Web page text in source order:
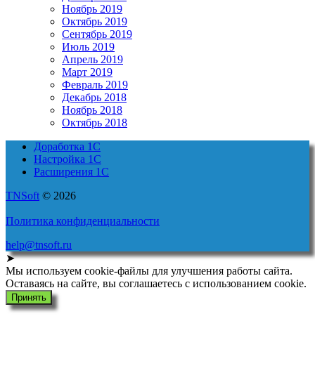
Ноябрь 2019
Октябрь 2019
Сентябрь 2019
Июль 2019
Апрель 2019
Март 2019
Февраль 2019
Декабрь 2018
Ноябрь 2018
Октябрь 2018
Доработка 1С
Настройка 1С
Расширения 1С
TNSoft © 2026
Политика конфиденциальности
help@tnsoft.ru
➤
Мы используем cookie-файлы для улучшения работы сайта.
Оставаясь на сайте, вы соглашаетесь с использованием cookie.
Принять